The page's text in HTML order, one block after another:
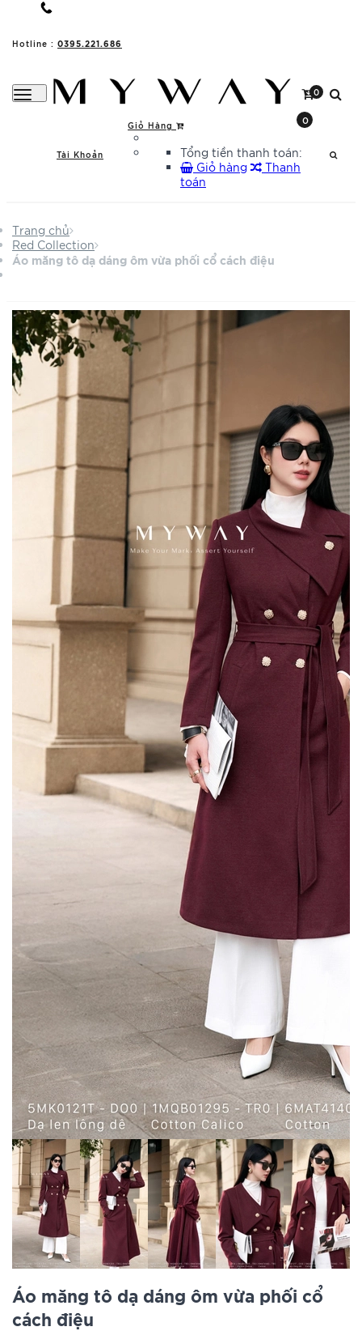
Hotline : 0395.221.686
0
Tài Khoản
Giỏ Hàng 0
Tổng tiền thanh toán:
Giỏ hàng
Thanh
toán
Trang chủ
Red Collection
Áo măng tô dạ dáng ôm vừa phối cổ cách điệu
Áo măng tô dạ dáng ôm vừa phối cổ
cách điệu